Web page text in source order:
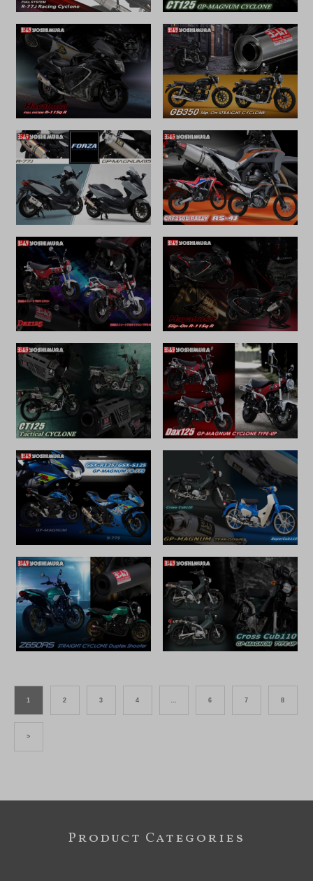
1 2 3 4 … 6 7 8
>
Product Categories